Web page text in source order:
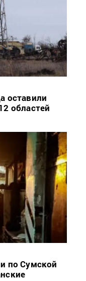
оставили
областей
по Сумской